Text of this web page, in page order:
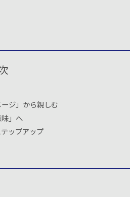
ジ」から親しむ
」へ
ップアップ